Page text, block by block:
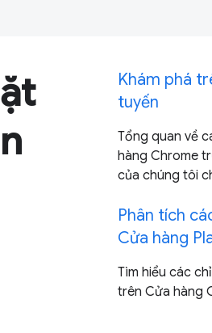
Khám phá
tuyến
Tổng quan về
hàng Chrome
của chúng tôi
Phân tích
Cửa hàng
Tìm hiểu các
trên Cửa hàng